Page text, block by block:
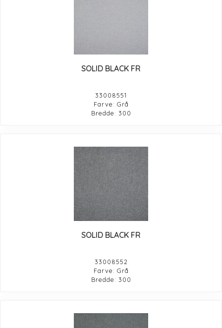
SOLID BLACK FR
33008551
Farve: Grå
Bredde: 300
SOLID BLACK FR
33008552
Farve: Grå
Bredde: 300